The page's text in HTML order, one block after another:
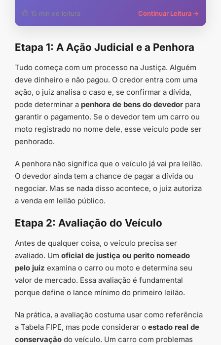
⏱ 15 min de leitura Continuar Leitura →
Etapa 1: A Ação Judicial e a Penhora
Tudo começa com um processo na Justiça. Alguém
deve dinheiro e não pagou. O credor entra com uma
ação, o juiz analisa o caso e, se confirmar a dívida,
pode determinar a penhora de bens do devedor para
garantir o pagamento. Se o devedor tem um carro ou
moto registrado no nome dele, esse veículo pode ser
penhorado.
A penhora não significa que o veículo já vai pra leilão.
O devedor ainda tem a chance de pagar a dívida ou
negociar. Mas se nada disso acontece, o juiz autoriza
a venda em leilão público.
Etapa 2: Avaliação do Veículo
Antes de qualquer coisa, o veículo precisa ser
avaliado. Um oficial de justiça ou perito nomeado
pelo juiz examina o carro ou moto e determina seu
valor de mercado. Essa avaliação é fundamental
porque define o lance mínimo do primeiro leilão.
Na prática, a avaliação costuma usar como referência
a Tabela FIPE, mas pode considerar o estado real de
conservação do veículo. Um carro com problemas